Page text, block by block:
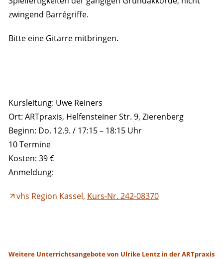
zwingend Barrégriffe.
Bitte eine Gitarre mitbringen.
Kursleitung: Uwe Reiners
Ort: ARTpraxis, Helfensteiner Str. 9, Zierenberg
Beginn: Do. 12.9. / 17:15 – 18:15 Uhr
10 Termine
Kosten: 39 €
Anmeldung:
vhs Region Kassel, Kurs-Nr. 242-08370
Weitere Unterrichtsangebote von Ulrike Lentz in der ARTpraxis